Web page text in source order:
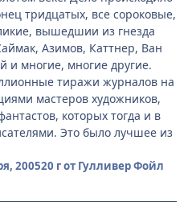
тридцатых, все сороковые,
вышедшии из гнезда
Азимов, Каттнер, Ван
и многие, многие другие.
тиражи журналов на
мастеров художников,
которых тогда и в
Это было лучшее из
200520 гот Гулливер Фойл